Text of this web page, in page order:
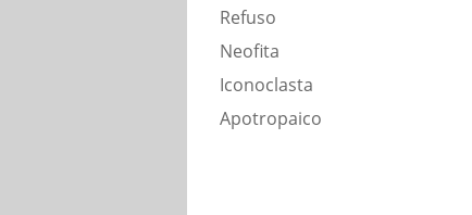
Refuso
Neofita
Iconoclasta
Apotropaico